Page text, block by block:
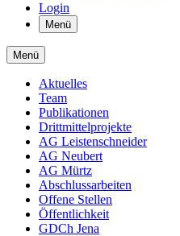
Login
Menü
Menü
Aktuelles
Team
Publikationen
Drittmittelprojekte
AG Leistenschneider
AG Neubert
AG Mürtz
Abschlussarbeiten
Offene Stellen
Öffentlichkeit
GDCh Jena